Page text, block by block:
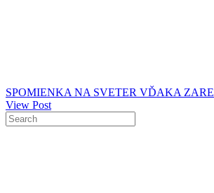
SPOMIENKA NA SVETER VĎAKA ZARE
View Post